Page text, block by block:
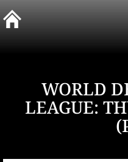
na
obsah
WORLD
LEAGUE: